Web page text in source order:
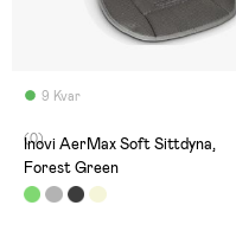
9 Kvar
(0)
Inovi AerMax Soft Sittdyna,
Forest Green